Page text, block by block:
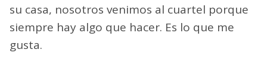
su casa, nosotros venimos al cuartel porque
siempre hay algo que hacer. Es lo que me
gusta.